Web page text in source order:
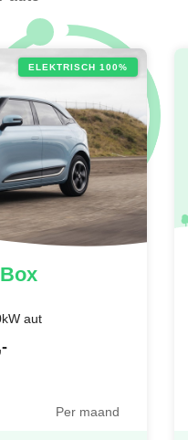
ELEKTRISCH 100%
Box
aut
Per maand